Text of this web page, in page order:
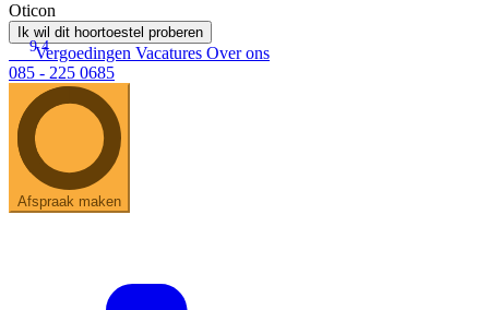
Oticon
Ik wil dit hoortoestel proberen
9.4
Vergoedingen Vacatures Over ons
085 - 225 0685
Afspraak maken